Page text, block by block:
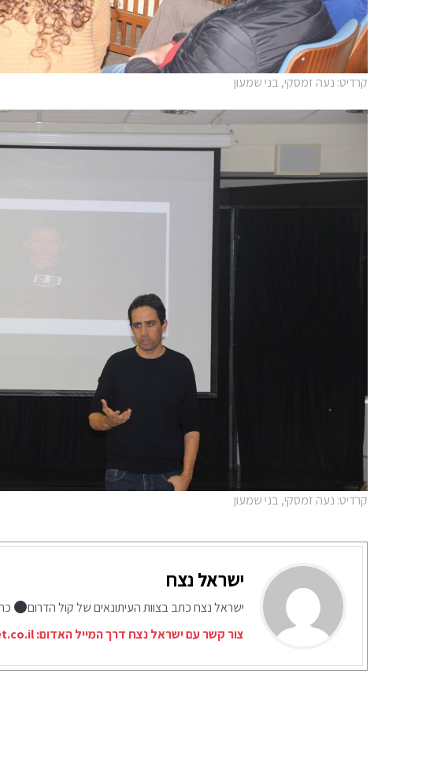
קרדיט: נעה זמסקי, בני שמעון
קרדיט: נעה זמסקי, בני שמעון
ישראל נצח
ישראל נצח כתב בצוות העיתונאים של קול הדרום
צור קשר עם ישראל נצח דרך המייל האדום: